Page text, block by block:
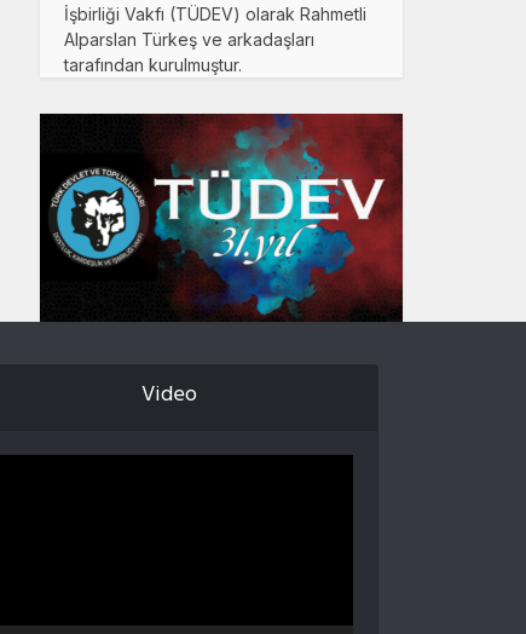
İşbirliği Vakfı (TÜDEV) olarak Rahmetli
Alparslan Türkeş ve arkadaşları
tarafından kurulmuştur.
Video